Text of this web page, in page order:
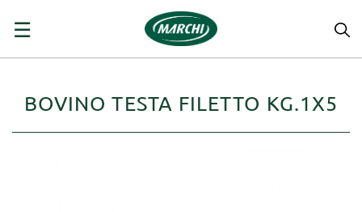
navigazione
☰
BOVINO TESTA FILETTO KG.1X5